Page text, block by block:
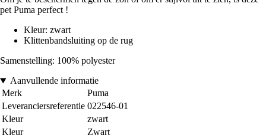
pet Puma perfect !
Kleur: zwart
Klittenbandsluiting op de rug
Samenstelling: 100% polyester
Aanvullende informatie
Merk
Puma
Leveranciersreferentie 022546-01
Kleur
zwart
Kleur
Zwart